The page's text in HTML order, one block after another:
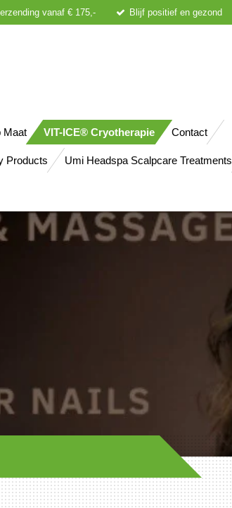
vanaf € 175,- Blijf positief en gezond
Maat VIT-ICE® Cryotherapie Contact
Products Umi Headspa Scalpcare Treatments